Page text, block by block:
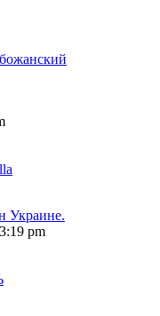
Украине.
pm